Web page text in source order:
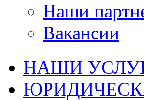
Наши
Вакансии
НАШИ